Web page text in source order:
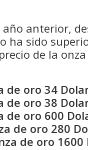
anterior,
ha sido
de la
de oro 34
de oro 38
de oro 600
de oro 280
de oro 1600